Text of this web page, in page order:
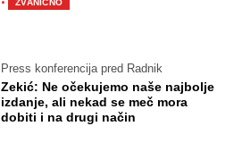
Press konferencija pred Radnik
Zekić: Ne očekujemo naše najbolje
izdanje, ali nekad se meč mora
dobiti i na drugi način